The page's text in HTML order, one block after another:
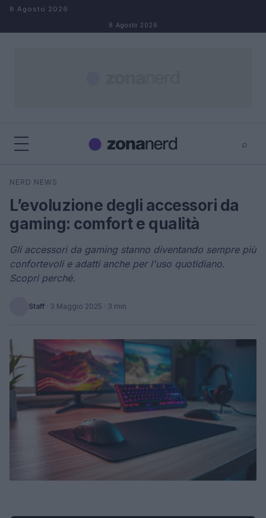
Salta al contenuto
8 Agosto 2026
8 Agosto 2026
⌕
Cerca
NERD NEWS
L’evoluzione degli accessori da
gaming: comfort e qualità
Gli accessori da gaming stanno diventando sempre più
confortevoli e adatti anche per l'uso quotidiano.
Scopri perché.
Staff · 3 Maggio 2025 · 3 min